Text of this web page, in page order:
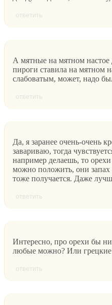
ответить
А мятные на мятном
пироги ставила на мятном
слабоватым, может, надо
ответить
Да, я заранее очень-очень
завариваю, тогда
например делаешь, то орехи
можно положить, они
тоже получается. Даже
ответить
Интересно, про орехи бы
любые можно? Или
ответить